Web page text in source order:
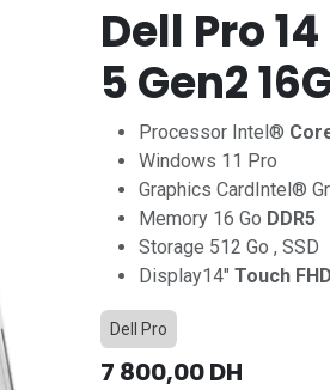
Dell Pro
5 Gen2
Processor Intel®
Windows 11 Pro
Graphics CardIntel®
Memory 16 Go DDR5
Storage 512 Go , SSD
Display14" Touch
Dell Pro
7 800,00DH